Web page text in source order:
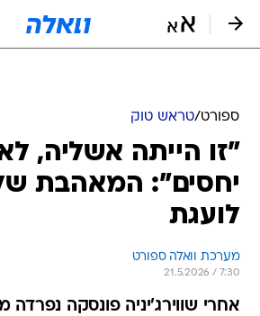
ספורט/טראש טוק
"זו הייתה אשליה,
יחסים": המאהבת של
לועגת
מערכת וואלה ספורט
21.5.2026 / 7:30
אחרי שווירג'יניה פונסקה נפרדה